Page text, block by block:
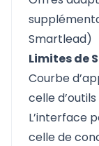
Smartlead)
Limites de
Courbe
celle
L’interface
celle de